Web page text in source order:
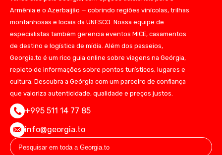
Armênia e o Azerbaijão — cobrindo regiões vinícolas, trilhas
montanhosas e locais da UNESCO. Nossa equipe de
especialistas também gerencia eventos MICE, casamentos
de destino e logística de mídia. Além dos passeios,
Georgia.to é um rico guia online sobre viagens na Geórgia,
repleto de informações sobre pontos turísticos, lugares e
cultura. Descubra a Geórgia com um parceiro de confiança
que valoriza autenticidade, qualidade e preços justos.
+995 511 14 77 85
info@georgia.to